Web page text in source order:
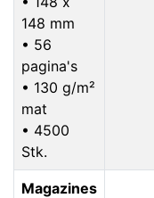
148 mm
• 56
pagina's
• 130 g/m²
mat
• 4500
Stk.
Magazines